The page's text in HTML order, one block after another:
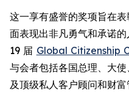
这一享有盛誉的奖项旨在
面表现出非凡勇气和承诺
19 届 Global Citizenship
与会者包括各国总理、大
及顶级私人客户顾问和财富